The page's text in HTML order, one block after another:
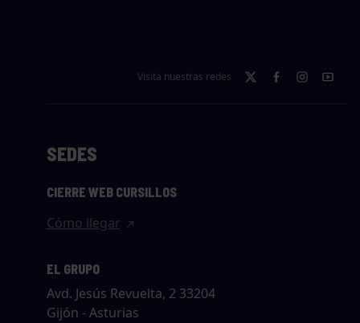
Visita nuestras redes
SEDES
CIERRE WEB CURSILLOS
Cómo llegar
EL GRUPO
Avd. Jesús Revuelta, 2 33204
Gijón - Asturias